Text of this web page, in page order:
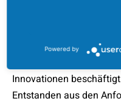
Die QEUREKA GmbH
Innovationen
Entstanden aus den
Powered by